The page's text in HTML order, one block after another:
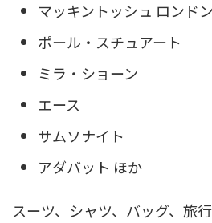
マッキントッシュ ロンドン
ポール・スチュアート
ミラ・ショーン
エース
サムソナイト
アダバット ほか
スーツ、シャツ、バッグ、旅